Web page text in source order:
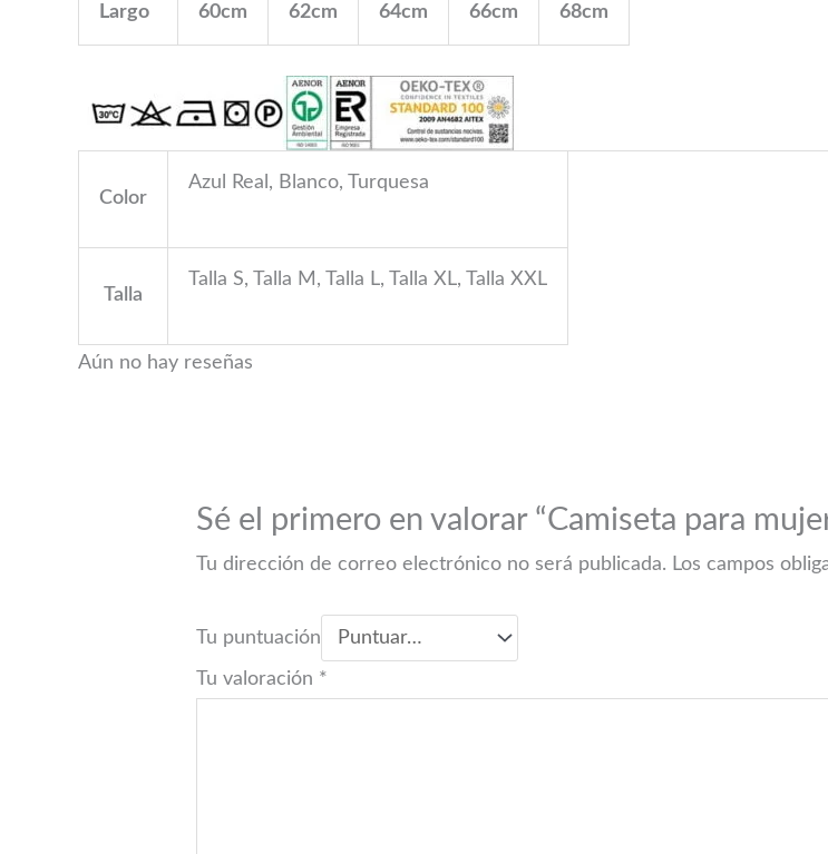
Largo 60cm 62cm 64cm 66cm 68cm
Color
Azul Real, Blanco, Turquesa
Talla
Talla S, Talla M, Talla L, Talla XL, Talla XXL
Aún no hay reseñas
Sé el primero en valorar “Camiseta para
Tu dirección de correo electrónico no será publicada. Los campos
Tu puntuación
Tu valoración *